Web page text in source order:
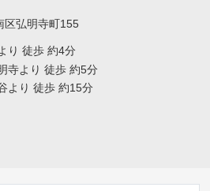
区弘明寺町155
り 徒歩 約4分
寺より 徒歩 約5分
より 徒歩 約15分